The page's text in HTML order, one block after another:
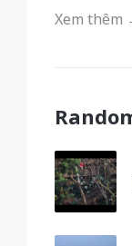
Xem thêm